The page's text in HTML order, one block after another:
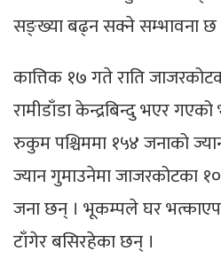
सङ्ख्या बढ्न सक्ने सम्भावना छ
कात्तिक १७ गते राति
रामीडाँडा केन्द्रबिन्दु भएर
रुकुम पश्चिममा १५४ जनाको
ज्यान गुमाउनेमा जाजरकोटका
जना छन् । भूकम्पले घर
टाँगेर बसिरहेका छन् ।